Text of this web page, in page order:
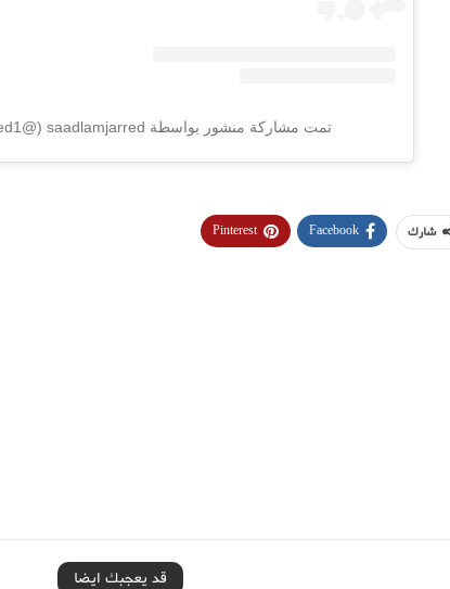
تمت مشاركة منشور بواسطة ‏‎saadlamjarred‎‏ (@‏‎saadlamjarred1‎‏)
شارك Facebook
Pinterest
قد يعجبك ايضا